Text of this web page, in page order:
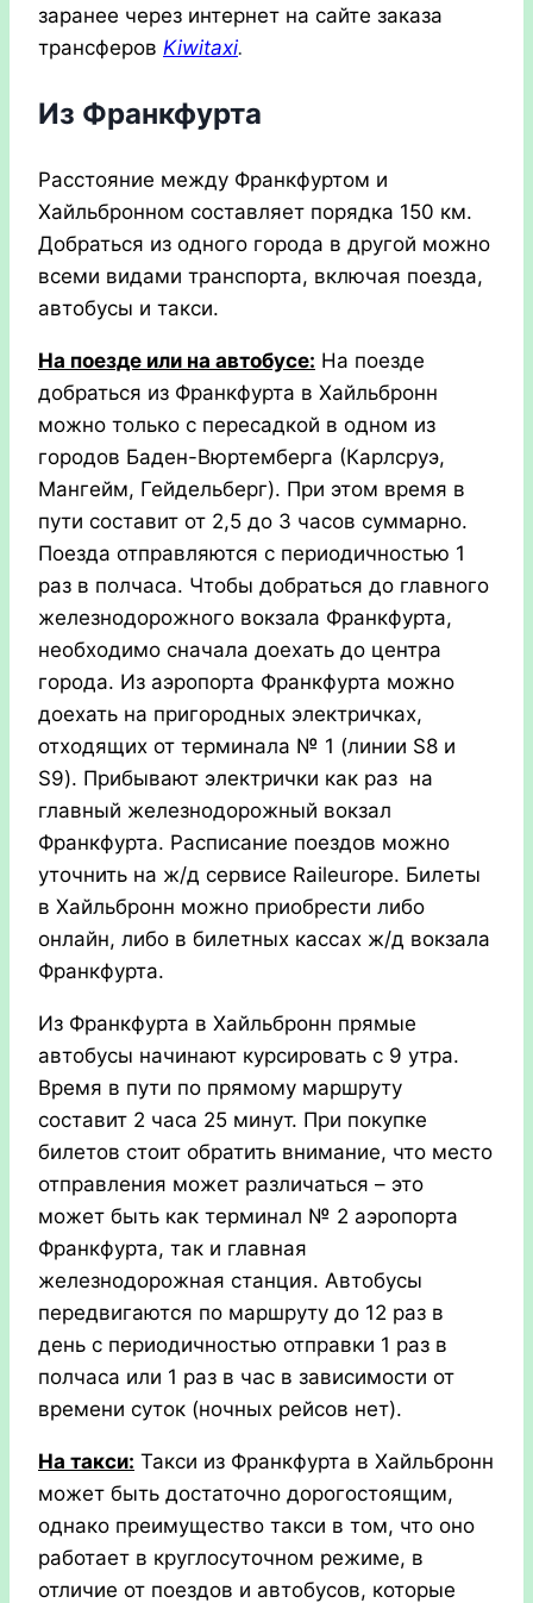
заранее через интернет на сайте заказа
трансферов Kiwitaxi.
Из Франкфурта
Расстояние между Франкфуртом и
Хайльбронном составляет порядка 150 км.
Добраться из одного города в другой можно
всеми видами транспорта, включая поезда,
автобусы и такси.
На поезде или на автобусе: На поезде
добраться из Франкфурта в Хайльбронн
можно только с пересадкой в одном из
городов Баден-Вюртемберга (Карлсруэ,
Мангейм, Гейдельберг). При этом время в
пути составит от 2,5 до 3 часов суммарно.
Поезда отправляются с периодичностью 1
раз в полчаса. Чтобы добраться до главного
железнодорожного вокзала Франкфурта,
необходимо сначала доехать до центра
города. Из аэропорта Франкфурта можно
доехать на пригородных электричках,
отходящих от терминала № 1 (линии S8 и
S9). Прибывают электрички как раз на
главный железнодорожный вокзал
Франкфурта. Расписание поездов можно
уточнить на ж/д сервисе Raileurope. Билеты
в Хайльбронн можно приобрести либо
онлайн, либо в билетных кассах ж/д вокзала
Франкфурта.
Из Франкфурта в Хайльбронн прямые
автобусы начинают курсировать с 9 утра.
Время в пути по прямому маршруту
составит 2 часа 25 минут. При покупке
билетов стоит обратить внимание, что место
отправления может различаться – это
может быть как терминал № 2 аэропорта
Франкфурта, так и главная
железнодорожная станция. Автобусы
передвигаются по маршруту до 12 раз в
день с периодичностью отправки 1 раз в
полчаса или 1 раз в час в зависимости от
времени суток (ночных рейсов нет).
На такси: Такси из Франкфурта в Хайльбронн
может быть достаточно дорогостоящим,
однако преимущество такси в том, что оно
работает в круглосуточном режиме, в
отличие от поездов и автобусов, которые